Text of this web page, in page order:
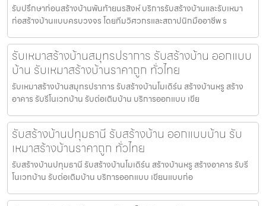
รับปรึกษาก่อนสร้างบ้านพันท้ายนรสิงห์ บริการรับสร้างบ้านและรับเหมา
ก่อสร้างบ้านแบบครบวงจร โดยทีมวิศวกรและสถาปนิกมืออาชีพ ร
รับเหมาสร้างบ้านสมุทรปราการ รับสร้างบ้าน ออกแบบ
บ้าน รับเหมาสร้างบ้านราคาถูก ทั่วไทย
รับเหมาสร้างบ้านสมุทรปราการ รับสร้างบ้านโมเดิร์น สร้างบ้านหรู สร้าง
อาคาร รับรีโนเวทบ้าน รับต่อเติมบ้าน บริการออกแบบ เขีย
รับสร้างบ้านปทุมธานี รับสร้างบ้าน ออกแบบบ้าน รับ
เหมาสร้างบ้านราคาถูก ทั่วไทย
รับสร้างบ้านปทุมธานี รับสร้างบ้านโมเดิร์น สร้างบ้านหรู สร้างอาคาร รับรี
โนเวทบ้าน รับต่อเติมบ้าน บริการออกแบบ เขียนแบบก่อ